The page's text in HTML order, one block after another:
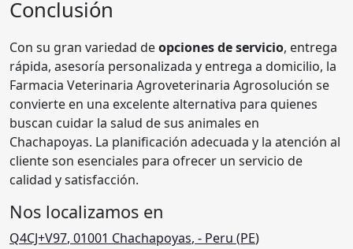
Conclusión
Con su gran variedad deopciones de servicio, entrega
rápida, asesoría personalizada y entrega a domicilio, la
Farmacia Veterinaria Agroveterinaria Agrosolución se
convierte en una excelente alternativa para quienes
buscan cuidar la salud de sus animales en
Chachapoyas. La planificación adecuada y la atención al
cliente son esenciales para ofrecer un servicio de
calidad y satisfacción.
Nos localizamos en
Q4CJ+V97, 01001 Chachapoyas, - Peru (PE)